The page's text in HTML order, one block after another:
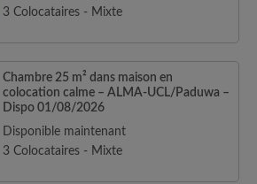
3 Colocataires - Mixte
Chambre 25 m² dans maison en
colocation calme – ALMA-UCL/Paduwa –
Dispo 01/08/2026
Disponible maintenant
3 Colocataires - Mixte